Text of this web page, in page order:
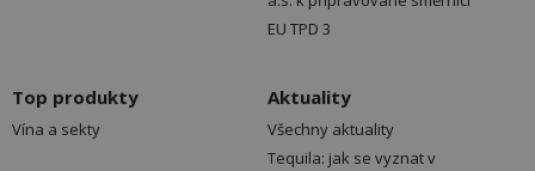
EU TPD 3
Top produkty
Vína a sekty
Aktuality
Všechny aktuality
Tequila: jak se vyznat v